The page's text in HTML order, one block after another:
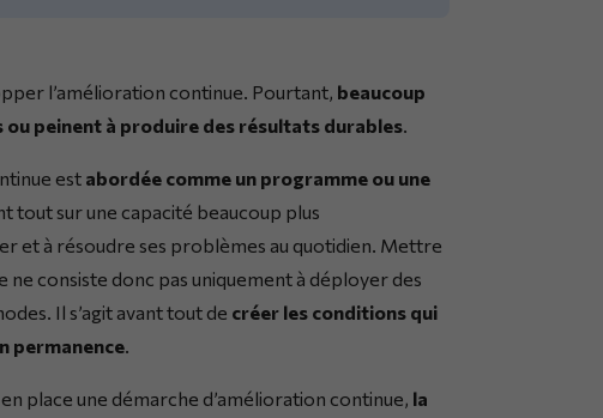
l’amélioration continue. Pourtant, beaucoup
peinent à produire des résultats durables
est abordée comme un programme ou une
tout sur une capacité beaucoup plus
et à résoudre ses problèmes au quotidien. Mettre
consiste donc pas uniquement à déployer des
Il s’agit avant tout de créer les conditions qui
permanence
place une démarche d’amélioration continue, la